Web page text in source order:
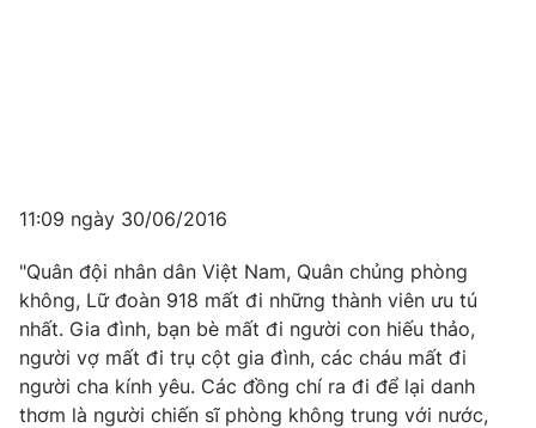
11:09 ngày 30/06/2016
"Quân đội nhân dân Việt Nam, Quân chủng phòng
không, Lữ đoàn 918 mất đi những thành viên ưu tú
nhất. Gia đình, bạn bè mất đi người con hiếu thảo,
người vợ mất đi trụ cột gia đình, các cháu mất đi
người cha kính yêu. Các đồng chí ra đi để lại danh
thơm là người chiến sĩ phòng không trung với nước,